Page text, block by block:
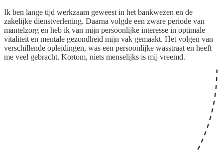
Ik ben lange tijd werkzaam geweest in het bankwezen en de
zakelijke dienstverlening. Daarna volgde een zware periode van
mantelzorg en heb ik van mijn persoonlijke interesse in optimale
vitaliteit en mentale gezondheid mijn vak gemaakt. Het volgen van
verschillende opleidingen, was een persoonlijke wasstraat en heeft
me veel gebracht. Kortom, niets menselijks is mij vreemd.